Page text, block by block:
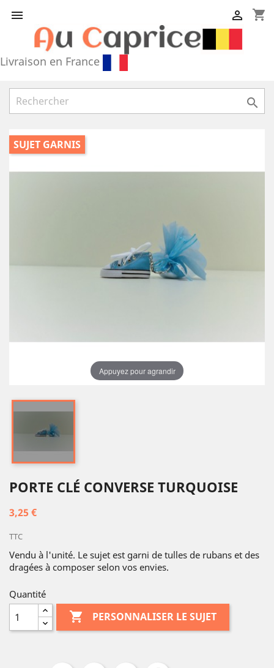
 shopping_cart

Livraison en France

SUJET GARNIS
Appuyez pour agrandir
PORTE CLÉ CONVERSE TURQUOISE
3,25 €
TTC
Vendu à l'unité. Le sujet est garni de tulles de rubans et des
dragées à composer selon vos envies.
Quantité
 PERSONNALISER LE SUJET